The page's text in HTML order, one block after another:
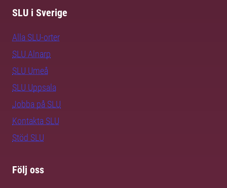
SLU i Sverige
Alla SLU-orter
SLU Alnarp
SLU Umeå
SLU Uppsala
Jobba på SLU
Kontakta SLU
Stöd SLU
Följ oss